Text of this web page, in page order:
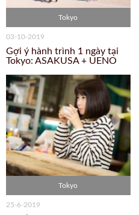
Tokyo
03-10-2019
Gợi ý hành trình 1 ngày tại
Tokyo: ASAKUSA + UENO
Tokyo
25-6-2019